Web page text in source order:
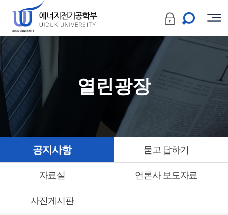
열린광장
공지사항 묻고 답하기
자료실 언론사 보도자료
사진게시판